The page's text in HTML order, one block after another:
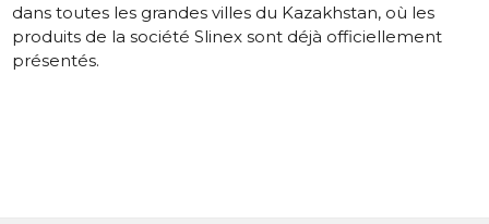
dans toutes les grandes villes du Kazakhstan, où les
produits de la société Slinex sont déjà officiellement
présentés.